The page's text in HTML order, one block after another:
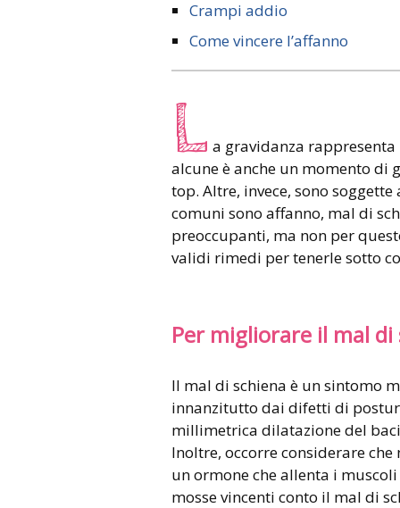
Crampi addio
Come vincere l’affanno
L a gravidanza
alcune è anche un momento di
top. Altre, invece, sono
comuni sono affanno, mal di
preoccupanti, ma non per
validi rimedi per tenerle sotto
Per migliorare il mal di
Il mal di schiena è un sintomo
innanzitutto dai difetti di
millimetrica dilatazione del
Inoltre, occorre considerare
un ormone che allenta i
mosse vincenti conto il mal di